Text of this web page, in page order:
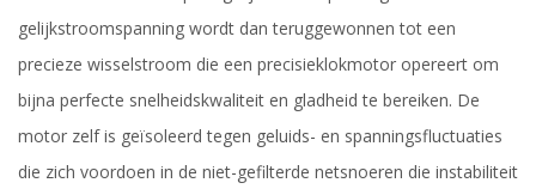
gelijkstroomspanning wordt dan teruggewonnen tot een
precieze wisselstroom die een precisieklokmotor opereert om
bijna perfecte snelheidskwaliteit en gladheid te bereiken. De
motor zelf is geïsoleerd tegen geluids- en spanningsfluctuaties
die zich voordoen in de niet-gefilterde netsnoeren die instabiliteit